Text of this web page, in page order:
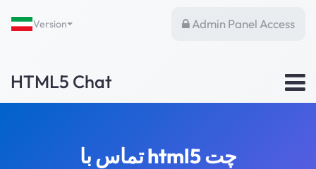
Version Admin Panel Access
HTML5 Chat
تماس با html5 چت